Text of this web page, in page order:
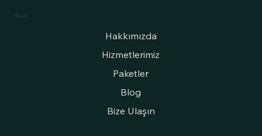
Menu
Hakkımızda
Hizmetlerimiz
Paketler
Blog
Bize Ulaşın